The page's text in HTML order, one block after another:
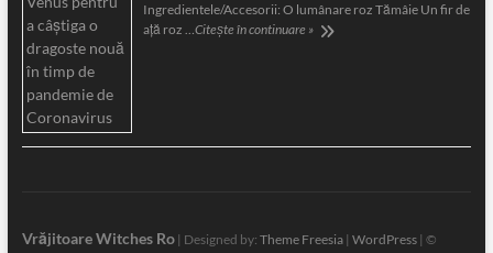
Ingredientele/Accesorii: O lumânare roz Tămâie Un fir de
aţă roz …Citește în continuare »
Vrăjitoare Witches Ro| Designed by: Theme Freesia| WordPress| ©